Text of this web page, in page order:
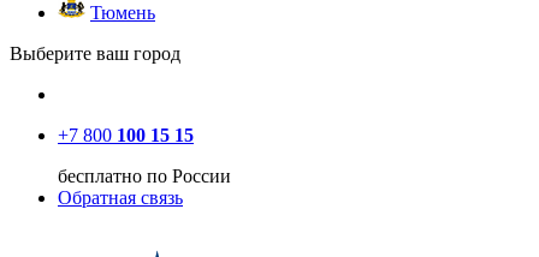
Тюмень
Выберите ваш город
+7 800 100 15 15
бесплатно по России
Обратная связь